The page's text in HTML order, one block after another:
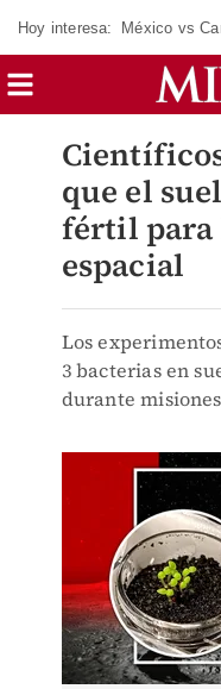
Hoy interesa: México vs
que el
fértil
espacial
Los
3 bacterias en
durante